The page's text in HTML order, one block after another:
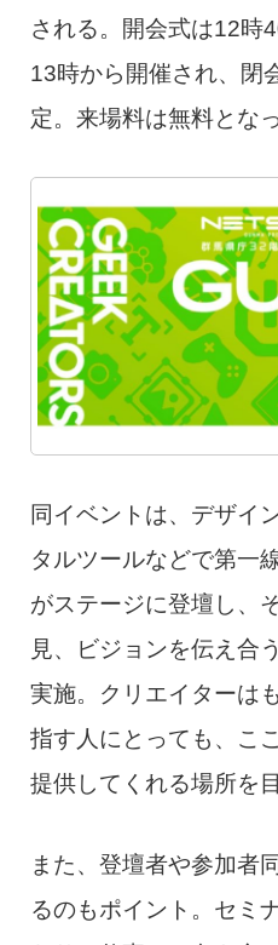
される。開会式は12時
13時から開催され、閉
定。来場料は無料とな
同イベントは、デザイ
タルツールなどで第一
がステージに登壇し、
見、ビジョンを伝え合
実施。クリエイターは
指す人にとっても、こ
提供してくれる場所を
また、登壇者や参加者
るのもポイント。セミ